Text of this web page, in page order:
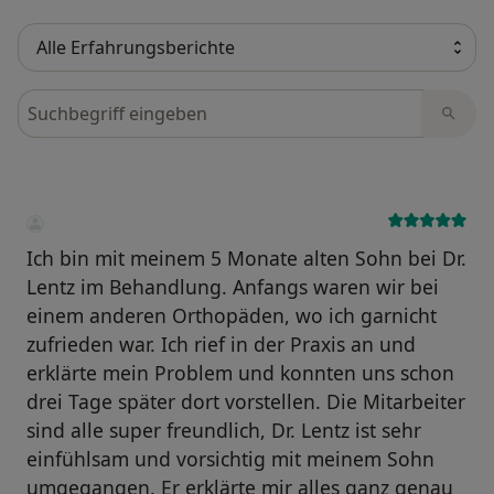
Bewertungen durchsuchen
Ich bin mit meinem 5 Monate alten Sohn bei Dr.
Lentz im Behandlung. Anfangs waren wir bei
einem anderen Orthopäden, wo ich garnicht
zufrieden war. Ich rief in der Praxis an und
erklärte mein Problem und konnten uns schon
drei Tage später dort vorstellen. Die Mitarbeiter
sind alle super freundlich, Dr. Lentz ist sehr
einfühlsam und vorsichtig mit meinem Sohn
umgegangen. Er erklärte mir alles ganz genau